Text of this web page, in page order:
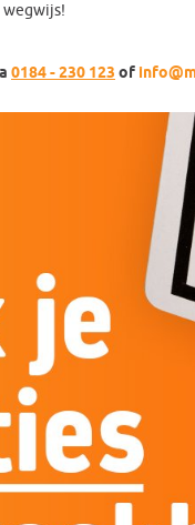
wegwijs!
0184 - 230 123of